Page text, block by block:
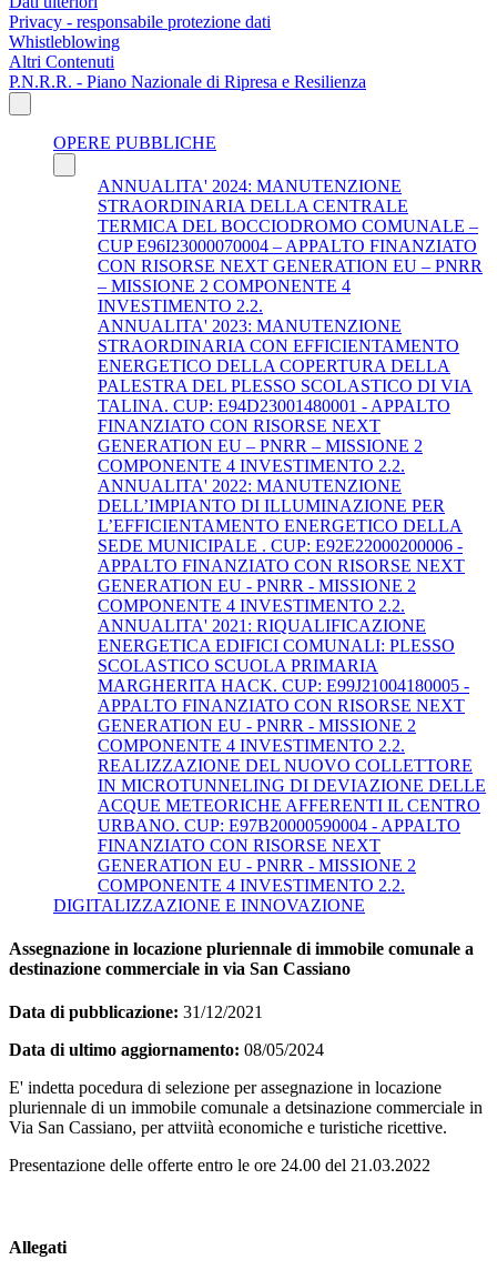
Privacy - responsabile protezione dati
Whistleblowing
Altri Contenuti
P.N.R.R. - Piano Nazionale di Ripresa e Resilienza
OPERE PUBBLICHE
ANNUALITA' 2024: MANUTENZIONE
STRAORDINARIA DELLA CENTRALE
TERMICA DEL BOCCIODROMO COMUNALE –
CUP E96I23000070004 – APPALTO FINANZIATO
CON RISORSE NEXT GENERATION EU – PNRR
– MISSIONE 2 COMPONENTE 4
INVESTIMENTO 2.2.
ANNUALITA' 2023: MANUTENZIONE
STRAORDINARIA CON EFFICIENTAMENTO
ENERGETICO DELLA COPERTURA DELLA
PALESTRA DEL PLESSO SCOLASTICO DI VIA
TALINA. CUP: E94D23001480001 - APPALTO
FINANZIATO CON RISORSE NEXT
GENERATION EU – PNRR – MISSIONE 2
COMPONENTE 4 INVESTIMENTO 2.2.
ANNUALITA' 2022: MANUTENZIONE
DELL’IMPIANTO DI ILLUMINAZIONE PER
L’EFFICIENTAMENTO ENERGETICO DELLA
SEDE MUNICIPALE . CUP: E92E22000200006 -
APPALTO FINANZIATO CON RISORSE NEXT
GENERATION EU - PNRR - MISSIONE 2
COMPONENTE 4 INVESTIMENTO 2.2.
ANNUALITA' 2021: RIQUALIFICAZIONE
ENERGETICA EDIFICI COMUNALI: PLESSO
SCOLASTICO SCUOLA PRIMARIA
MARGHERITA HACK. CUP: E99J21004180005 -
APPALTO FINANZIATO CON RISORSE NEXT
GENERATION EU - PNRR - MISSIONE 2
COMPONENTE 4 INVESTIMENTO 2.2.
REALIZZAZIONE DEL NUOVO COLLETTORE
IN MICROTUNNELING DI DEVIAZIONE DELLE
ACQUE METEORICHE AFFERENTI IL CENTRO
URBANO. CUP: E97B20000590004 - APPALTO
FINANZIATO CON RISORSE NEXT
GENERATION EU - PNRR - MISSIONE 2
COMPONENTE 4 INVESTIMENTO 2.2.
DIGITALIZZAZIONE E INNOVAZIONE
Assegnazione in locazione pluriennale di immobile comunale a
destinazione commerciale in via San Cassiano
Data di pubblicazione: 31/12/2021
Data di ultimo aggiornamento: 08/05/2024
E' indetta pocedura di selezione per assegnazione in locazione
pluriennale di un immobile comunale a detsinazione commerciale in
Via San Cassiano, per attviità economiche e turistiche ricettive.
Presentazione delle offerte entro le ore 24.00 del 21.03.2022
Allegati